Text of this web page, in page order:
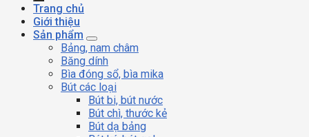
Trang chủ
Giới thiệu
Sản phẩm
Bảng, nam châm
Băng dính
Bìa đóng sổ, bìa mika
Bút các loại
Bút bi, bút nước
Bút chì, thước kẻ
Bút dạ bảng